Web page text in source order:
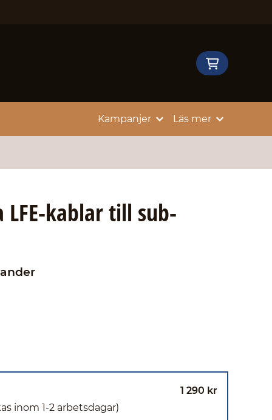
Kampanjer Läs mer
kablar till sub-
1 290 kr
inom 1-2 arbetsdagar)